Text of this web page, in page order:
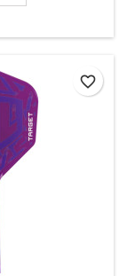
favorite_border